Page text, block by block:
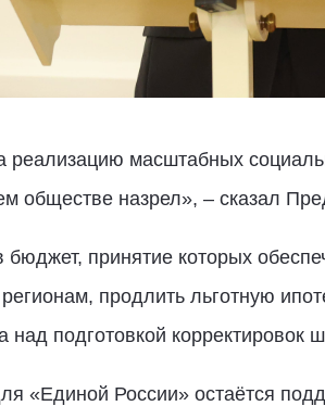
масштабных
обществе назрел», – сказал
принятие которых
продлить льготную
над подготовкой корректировок
«Единой России» остаётся